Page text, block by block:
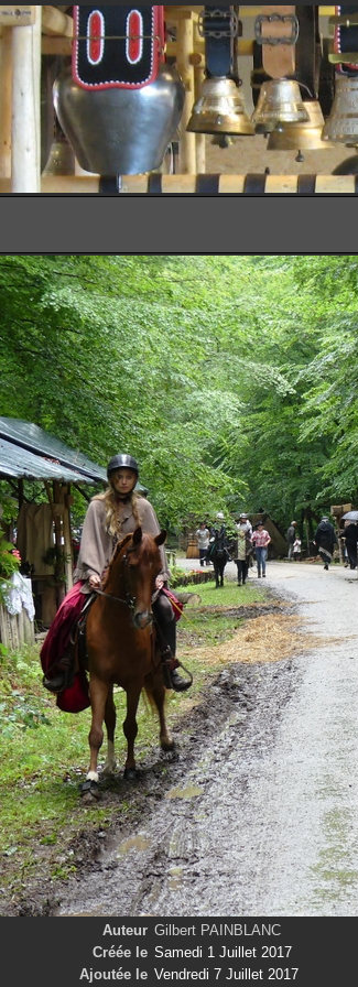
Auteur Gilbert PAINBLANC
Créée le Samedi 1 Juillet 2017
Ajoutée le Vendredi 7 Juillet 2017